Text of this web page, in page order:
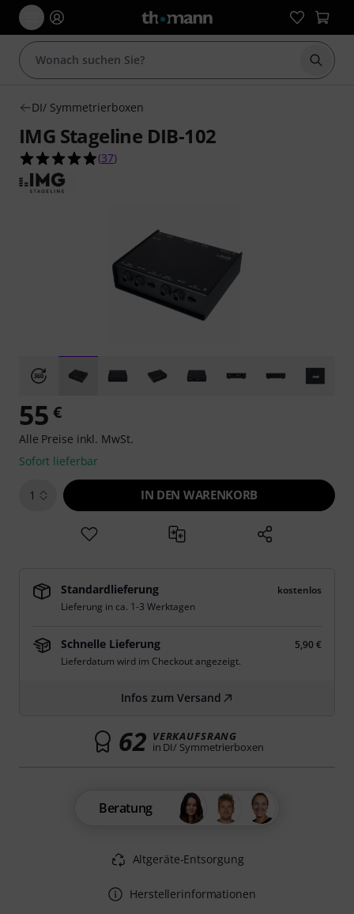
Suche
DI/ Symmetrierboxen
IMG Stageline DIB-102
4.9 von 5 Sternen aus 37 Kundenbewertungen
(37)
55 €
Alle Preise inkl. MwSt.
Sofort lieferbar
1 IN DEN WARENKORB
Standardlieferung
kostenlos
Lieferung in ca. 1-3 Werktagen
Schnelle Lieferung
5,90 €
Lieferdatum wird im Checkout angezeigt.
Infos zum Versand
62 VERKAUFSRANG
in DI/ Symmetrierboxen
Beratung
Altgeräte-Entsorgung
Herstellerinformationen